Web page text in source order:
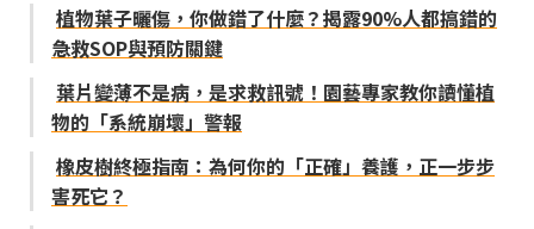
植物葉子曬傷，你做錯了什麼？揭露90%人都搞錯的
急救SOP與預防關鍵
葉片變薄不是病，是求救訊號！園藝專家教你讀懂植
物的「系統崩壞」警報
橡皮樹終極指南：為何你的「正確」養護，正一步步
害死它？